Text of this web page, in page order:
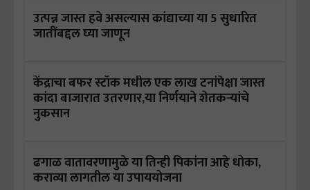
उत्पन्न जास्त हवे असल्यास कांद्याच्या या 5 सुधारित
जातींबद्दल घ्या जाणून
केंद्राचा बफर स्टॉक मधील एक लाख टनांपेक्षा जास्त
कांदा बाजारात उतरणार,या निर्णयाने शेतकऱ्यांचे
नुकसान
ढगाळ वातावरणामुळे या तिन्ही पिकांना आहे धोका,
कराव्या लागतील या उपाययोजना